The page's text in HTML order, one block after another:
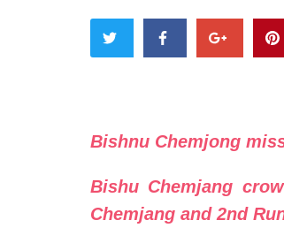
Bishnu Chemjong
Bishu Chemjang
Chemjang and 2nd